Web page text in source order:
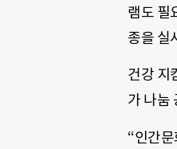
램도 필
종을 실
건강 지
가 나눔
“인간